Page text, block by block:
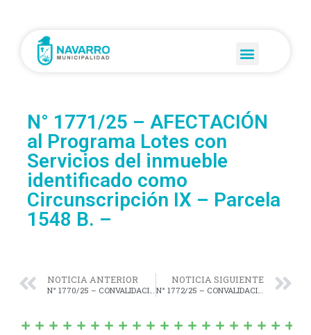
N° 1771/25 – AFECTACIÓN
al Programa Lotes con
Servicios del inmueble
identificado como
Circunscripción IX – Parcela
1548 B. –
NOTICIA ANTERIOR
N° 1770/25 – CONVALIDACIÓN del Convenio “Consorcio Urbanístico”, suscripto con los Sres. Damaris Laitano; Jorge Miguel Laitano; Cintia Daiana Laitano y Marta Susana Cirone. –
NOTICIA SIGUIENTE
N° 1772/25 – CONVALIDACIÓN del Convenio “Consorcio Urbanístico”, suscripto con los Sres. Nicolas Tieri; Rodrigo Damián Tieri; Pedro Octavio Fiondi y Juan Cruz Fiondi. –